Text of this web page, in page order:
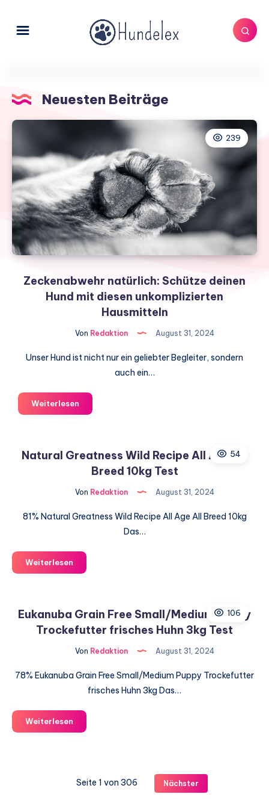
Neuesten Beiträge
239
Zeckenabwehr natürlich: Schütze deinen
Hund mit diesen unkomplizierten
Hausmitteln
Von Redaktion August 31, 2024
Unser Hund ist nicht nur ein geliebter Begleiter, sondern
auch ein…
Weiterlesen
natürlich:
Hund
Hausmitteln
54
Natural Greatness Wild Recipe All Age All
Breed 10kg Test
Von Redaktion August 31, 2024
81% Natural Greatness Wild Recipe All Age All Breed 10kg
Das…
Weiterlesen
Greatness
All
Age
10kg
Test
106
Eukanuba Grain Free Small/Medium Puppy
Trockefutter frisches Huhn 3kg Test
Von Redaktion August 31, 2024
78% Eukanuba Grain Free Small/Medium Puppy Trockefutter
frisches Huhn 3kg Das…
Weiterlesen
Grain
Seite 1 von 306 Nächster